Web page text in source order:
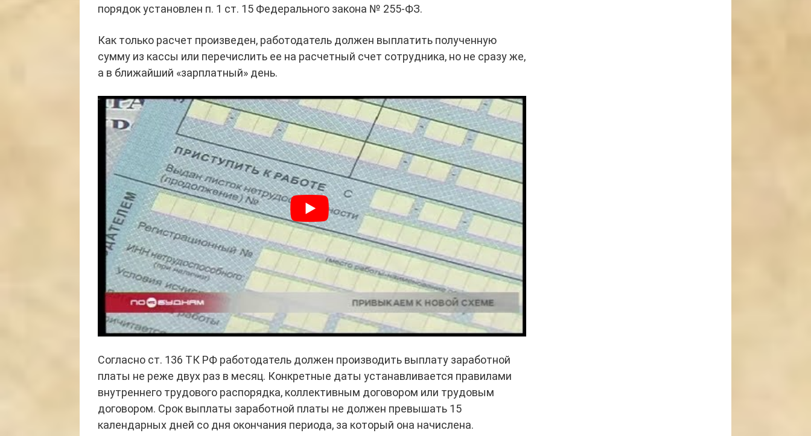
порядок установлен п. 1 ст. 15 Федерального закона № 255-ФЗ.
Как только расчет произведен, работодатель должен выплатить полученную
сумму из кассы или перечислить ее на расчетный счет сотрудника, но не сразу же,
а в ближайший «зарплатный» день.
Согласно ст. 136 ТК РФ работодатель должен производить выплату заработной
платы не реже двух раз в месяц. Конкретные даты устанавливается правилами
внутреннего трудового распорядка, коллективным договором или трудовым
договором. Срок выплаты заработной платы не должен превышать 15
календарных дней со дня окончания периода, за который она начислена.